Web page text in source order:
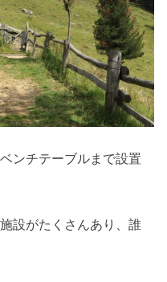
ンチテーブルまで設置
設がたくさんあり、誰